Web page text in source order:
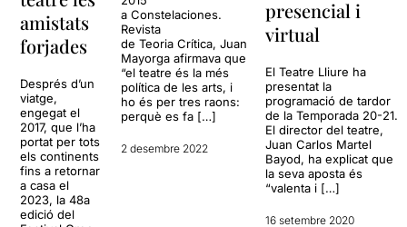
amistats
forjades
Després d’un
viatge,
engegat el
2017, que l’ha
portat per tots
els continents
fins a retornar
a casa el
2023, la 48a
edició del
a Constelaciones.
Revista
de Teoria Crítica, Juan
Mayorga afirmava que
“el teatre és la més
política de les arts, i
ho és per tres raons:
perquè es fa […]
2 desembre 2022
presencial i
virtual
El Teatre Lliure ha
presentat la
programació de tardor
de la Temporada 20-21.
El director del teatre,
Juan Carlos Martel
Bayod, ha explicat que
la seva aposta és
“valenta i […]
16 setembre 2020